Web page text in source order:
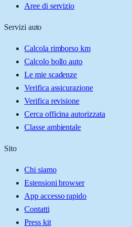
Aree di servizio
Servizi auto
Calcola rimborso km
Calcolo bollo auto
Le mie scadenze
Verifica assicurazione
Verifica revisione
Cerca officina autorizzata
Classe ambientale
Sito
Chi siamo
Estensioni browser
App accesso rapido
Contatti
Press kit